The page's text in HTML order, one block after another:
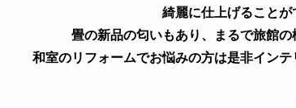
綺麗に仕上げることが
畳の新品の匂いもあり、まるで旅館の
和室のリフォームでお悩みの方は是非インテ